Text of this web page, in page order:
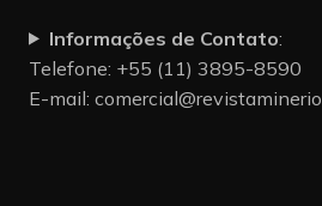
Informações de Contato:
Telefone: +55 (11) 3895-8590
E-mail: